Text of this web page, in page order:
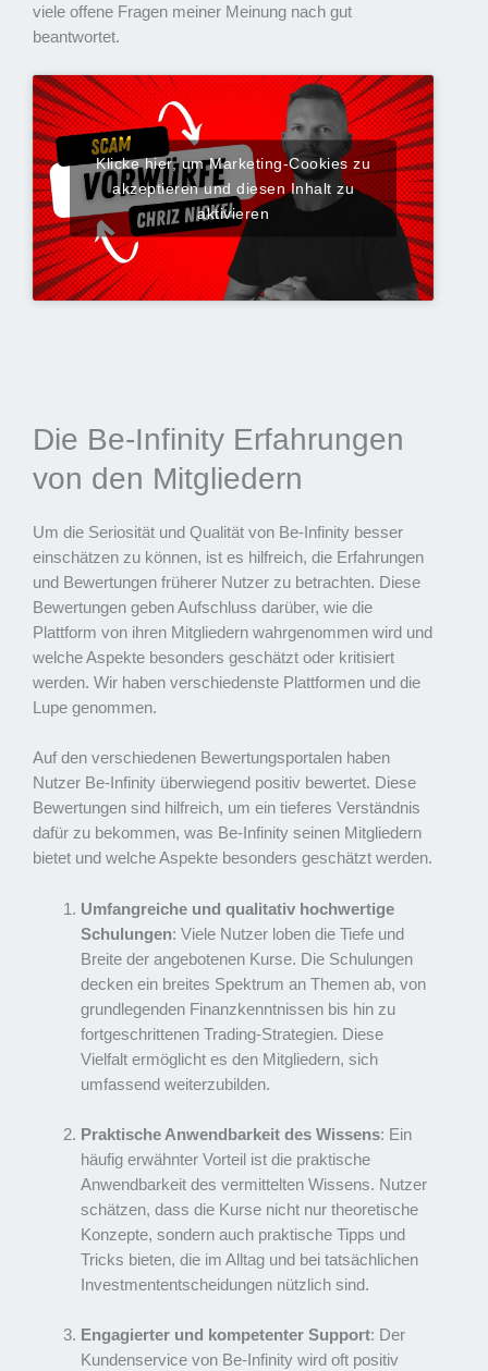
viele offene Fragen meiner Meinung nach gut
beantwortet.
Klicke hier, um Marketing-Cookies zu
akzeptieren und diesen Inhalt zu
aktivieren
Die Be-Infinity Erfahrungen
von den Mitgliedern
Um die Seriosität und Qualität von Be-Infinity besser
einschätzen zu können, ist es hilfreich, die Erfahrungen
und Bewertungen früherer Nutzer zu betrachten. Diese
Bewertungen geben Aufschluss darüber, wie die
Plattform von ihren Mitgliedern wahrgenommen wird und
welche Aspekte besonders geschätzt oder kritisiert
werden. Wir haben verschiedenste Plattformen und die
Lupe genommen.
Auf den verschiedenen Bewertungsportalen haben
Nutzer Be-Infinity überwiegend positiv bewertet. Diese
Bewertungen sind hilfreich, um ein tieferes Verständnis
dafür zu bekommen, was Be-Infinity seinen Mitgliedern
bietet und welche Aspekte besonders geschätzt werden.
Umfangreiche und qualitativ hochwertige
Schulungen: Viele Nutzer loben die Tiefe und
Breite der angebotenen Kurse. Die Schulungen
decken ein breites Spektrum an Themen ab, von
grundlegenden Finanzkenntnissen bis hin zu
fortgeschrittenen Trading-Strategien. Diese
Vielfalt ermöglicht es den Mitgliedern, sich
umfassend weiterzubilden.
Praktische Anwendbarkeit des Wissens: Ein
häufig erwähnter Vorteil ist die praktische
Anwendbarkeit des vermittelten Wissens. Nutzer
schätzen, dass die Kurse nicht nur theoretische
Konzepte, sondern auch praktische Tipps und
Tricks bieten, die im Alltag und bei tatsächlichen
Investmententscheidungen nützlich sind.
Engagierter und kompetenter Support: Der
Kundenservice von Be-Infinity wird oft positiv